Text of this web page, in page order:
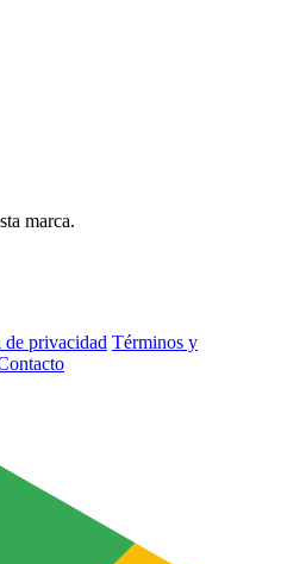
marca.
de privacidad Términos y